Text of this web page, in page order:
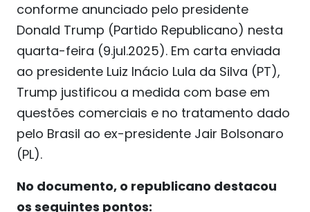
conforme anunciado pelo presidente
Donald Trump (Partido Republicano) nesta
quarta-feira (9.jul.2025). Em carta enviada
ao presidente Luiz Inácio Lula da Silva (PT),
Trump justificou a medida com base em
questões comerciais e no tratamento dado
pelo Brasil ao ex-presidente Jair Bolsonaro
(PL).
No documento, o republicano destacou
os seguintes pontos: